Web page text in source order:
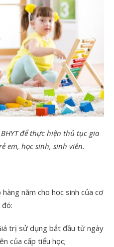
để thực hiện thủ tục gia
em, học sinh, sinh viên.
năm cho học sinh của cơ
trị sử dụng bắt đầu từ ngày
của cấp tiểu học;